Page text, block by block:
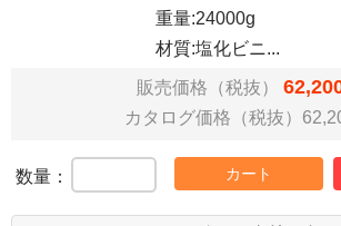
重量:24000g
材質:塩化ビニ...
販売価格（税抜）
カタログ価格（税抜）
数量： カート